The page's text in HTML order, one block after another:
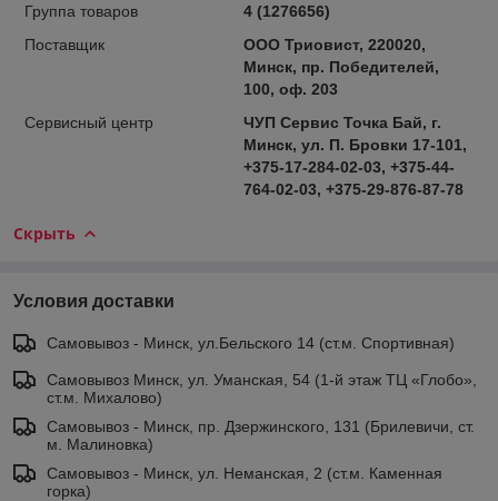
Группа товаров
4 (1276656)
Поставщик
ООО Триовист, 220020,
Минск, пр. Победителей,
100, оф. 203
Сервисный центр
ЧУП Сервис Точка Бай, г.
Минск, ул. П. Бровки 17-101,
+375-17-284-02-03, +375-44-
764-02-03, +375-29-876-87-78
Скрыть
Условия доставки
Самовывоз - Минск, ул.Бельского 14 (ст.м. Спортивная)
Самовывоз Минск, ул. Уманская, 54 (1-й этаж ТЦ «Глобо»,
ст.м. Михалово)
Самовывоз - Минск, пр. Дзержинского, 131 (Брилевичи, ст.
м. Малиновка)
Самовывоз - Минск, ул. Неманская, 2 (ст.м. Каменная
горка)